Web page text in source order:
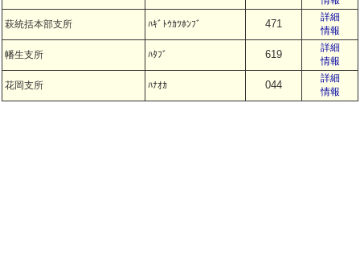
萩統括本部支所 ﾊｷﾞﾄｳｶﾂﾎﾝﾌﾞ 471
詳細
情報
幡生支所 ﾊﾀﾌﾞ 619
詳細
情報
花岡支所 ﾊﾅｵｶ 044
詳細
情報